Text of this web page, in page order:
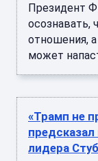
Президент
осознавать,
отношения,
может
«Трамп не
лидера